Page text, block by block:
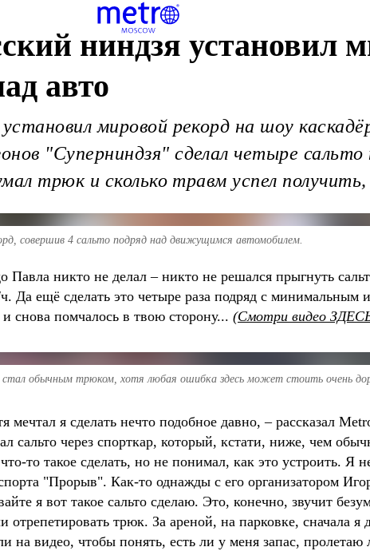
ниндзя установил
авто
мировой рекорд на шоу
"Суперниндзя" сделал четыре
трюк и сколько травм успел
совершив 4 сальто подряд над движущимся автомобилем.
Павла никто не делал – никто не решался прыгнуть
Да ещё сделать это четыре раза подряд с минимальным
снова помчалось в твою сторону... (Смотри видео
обычным трюком, хотя любая ошибка здесь может стоить очень
мечтал я сделать нечто подобное давно, – рассказал
сальто через спорткар, который, кстати, ниже, чем
то такое сделать, но не понимал, как это устроить. Я
"Прорыв". Как-то однажды с его организатором
я вот такое сальто сделаю. Это, конечно, звучит
трюк. За ареной, на парковке, сначала я
на видео, чтобы понять, есть ли у меня запас, пролетаю